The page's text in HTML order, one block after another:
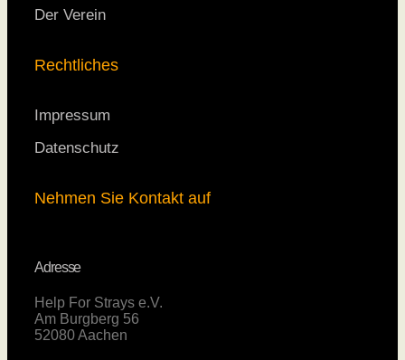
Der Verein
Rechtliches
Impressum
Datenschutz
Nehmen Sie Kontakt auf
Adresse
Help For Strays e.V.
Am Burgberg 56
52080 Aachen